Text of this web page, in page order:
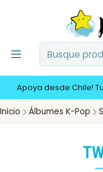
Apoya desde Chile!
Inicio Álbumes K-Pop